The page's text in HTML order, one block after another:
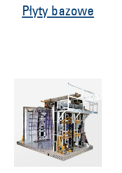
Płyty bazowe